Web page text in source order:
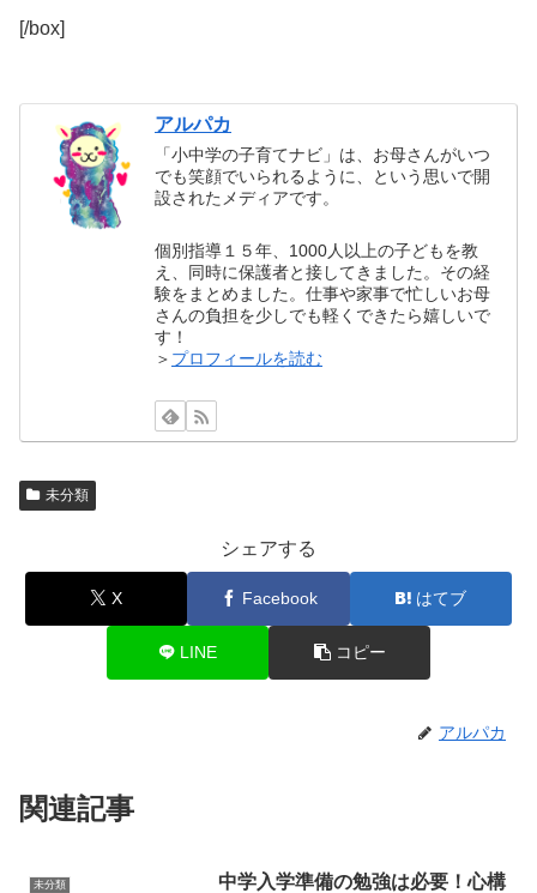
[/box]
アルパカ
「小中学の子育てナビ」は、お母さんがいつ
でも笑顔でいられるように、という思いで開
設されたメディアです。
個別指導１５年、1000人以上の子どもを教
え、同時に保護者と接してきました。その経
験をまとめました。仕事や家事で忙しいお母
さんの負担を少しでも軽くできたら嬉しいで
す！
＞ プロフィールを読む
未分類
シェアする
X Facebook はてブ
LINE コピー
アルパカ
関連記事
未分類
中学入学準備の勉強は必要！心構